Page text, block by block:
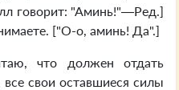
говорит: "Аминь!"—Ред.]
["О-о, аминь! Да".]
что должен отдать
свои оставшиеся силы